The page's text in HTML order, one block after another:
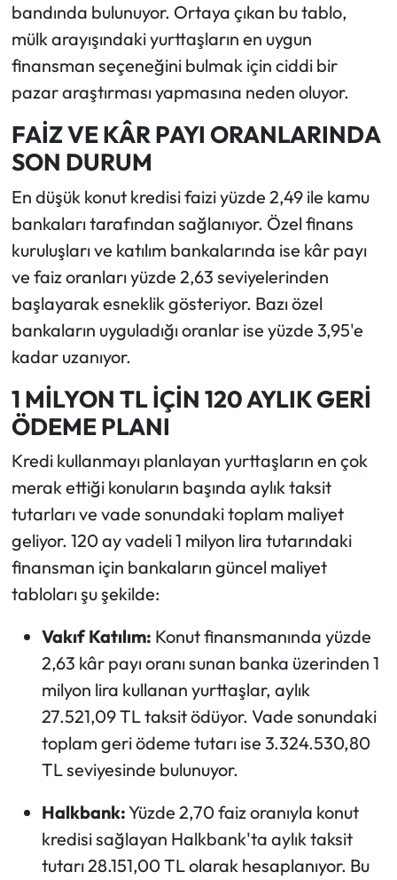
bandında bulunuyor. Ortaya çıkan bu tablo,
mülk arayışındaki yurttaşların en uygun
finansman seçeneğini bulmak için ciddi bir
pazar araştırması yapmasına neden oluyor.
FAİZ VE KÂR PAYI ORANLARINDA
SON DURUM
En düşük konut kredisi faizi yüzde 2,49 ile kamu
bankaları tarafından sağlanıyor. Özel finans
kuruluşları ve katılım bankalarında ise kâr payı
ve faiz oranları yüzde 2,63 seviyelerinden
başlayarak esneklik gösteriyor. Bazı özel
bankaların uyguladığı oranlar ise yüzde 3,95'e
kadar uzanıyor.
1 MİLYON TL İÇİN 120 AYLIK GERİ
ÖDEME PLANI
Kredi kullanmayı planlayan yurttaşların en çok
merak ettiği konuların başında aylık taksit
tutarları ve vade sonundaki toplam maliyet
geliyor. 120 ay vadeli 1 milyon lira tutarındaki
finansman için bankaların güncel maliyet
tabloları şu şekilde:
Vakıf Katılım: Konut finansmanında yüzde
2,63 kâr payı oranı sunan banka üzerinden 1
milyon lira kullanan yurttaşlar, aylık
27.521,09 TL taksit ödüyor. Vade sonundaki
toplam geri ödeme tutarı ise 3.324.530,80
TL seviyesinde bulunuyor.
Halkbank:Yüzde 2,70 faiz oranıyla konut
kredisi sağlayan Halkbank'ta aylık taksit
tutarı 28.151,00 TL olarak hesaplanıyor. Bu